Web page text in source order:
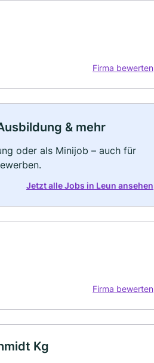
Firma bewerten
& mehr
oder als Minijob – auch für
Jetzt alle Jobs in Leun ansehen
Firma bewerten
Kg